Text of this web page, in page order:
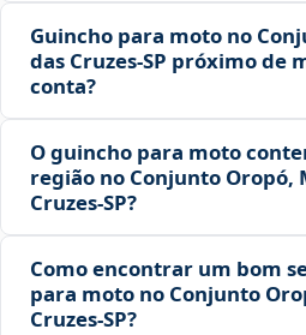
Guincho para moto no
das Cruzes‑SP próximo de
conta?
O guincho para moto
região no Conjunto Oropó,
Cruzes‑SP?
Como encontrar um bom
para moto no Conjunto
Cruzes‑SP?